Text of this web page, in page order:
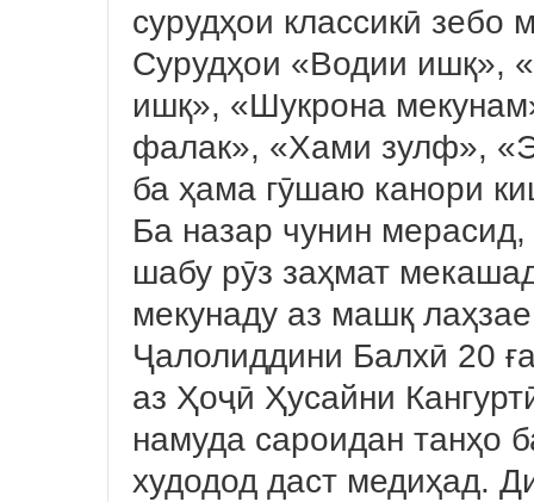
сурудҳои классикӣ зебо
Сурудҳои «Водии
ишқ», «Шукрона
фалак», «Хами зулф»,
ба ҳама гӯшаю канори
Ба назар чунин
шабу рӯз заҳмат
мекунаду аз машқ
Ҷалолиддини Балхӣ 20
аз Ҳоҷӣ Ҳусайни
намуда сароидан танҳо
худодод даст медиҳад.